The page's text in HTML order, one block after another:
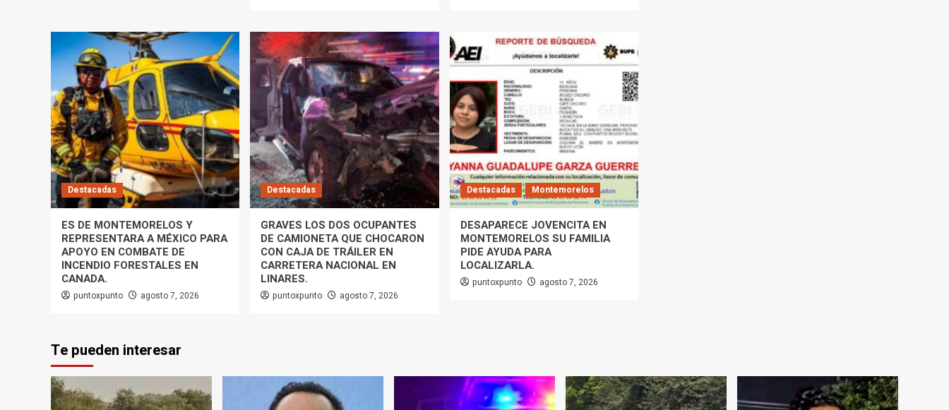
Destacadas
ES DE MONTEMORELOS Y
REPRESENTARA A MÉXICO PARA
APOYO EN COMBATE DE
INCENDIO FORESTALES EN
CANADA.
puntoxpunto agosto 7, 2026
Destacadas
GRAVES LOS DOS OCUPANTES
DE CAMIONETA QUE CHOCARON
CON CAJA DE TRÁILER EN
CARRETERA NACIONAL EN
LINARES.
puntoxpunto agosto 7, 2026
Destacadas Montemorelos
DESAPARECE JOVENCITA EN
MONTEMORELOS SU FAMILIA
PIDE AYUDA PARA
LOCALIZARLA.
puntoxpunto agosto 7, 2026
Te pueden interesar